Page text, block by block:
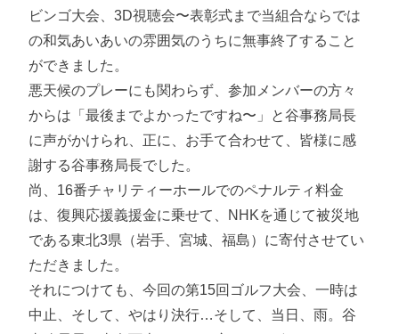
ビンゴ大会、3D視聴会〜表彰式まで当組合ならでは
の和気あいあいの雰囲気のうちに無事終了すること
ができました。
悪天候のプレーにも関わらず、参加メンバーの方々
からは「最後までよかったですね〜」と谷事務局長
に声がかけられ、正に、お手て合わせて、皆様に感
謝する谷事務局長でした。
尚、16番チャリティーホールでのペナルティ料金
は、復興応援義援金に乗せて、NHKを通じて被災地
である東北3県（岩手、宮城、福島）に寄付させてい
ただきました。
それにつけても、今回の第15回ゴルフ大会、一時は
中止、そして、やはり決行…そして、当日、雨。谷